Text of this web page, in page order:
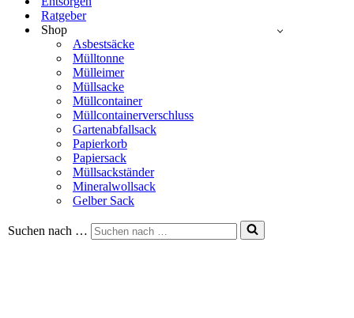
Ratgeber
Shop
Asbestsäcke
Mülltonne
Mülleimer
Müllsacke
Müllcontainer
Müllcontainerverschluss
Gartenabfallsack
Papierkorb
Papiersack
Müllsackständer
Mineralwollsack
Gelber Sack
Suchen nach …